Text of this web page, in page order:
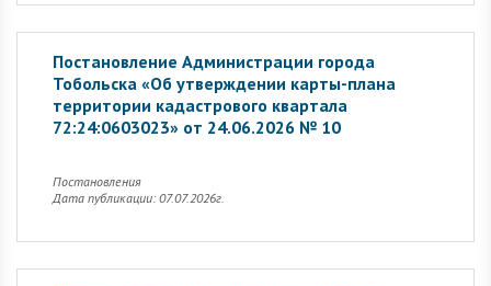
Постановление Администрации города
Тобольска «Об утверждении карты-плана
территории кадастрового квартала
72:24:0603023» от 24.06.2026 № 10
Постановления
Дата публикации: 07.07.2026г.